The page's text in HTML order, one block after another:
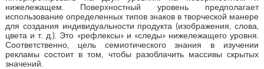
нижележащем. Поверхностный уровень предполагает
использование определенных типов знаков в творческой манере
для создания индивидуальности продукта (изображения, слова,
цвета и т. д.). Это «рефлексы» и «следы» нижележащего уровня.
Соответственно, цель семиотического знания в изучении
рекламы состоит в том, чтобы разоблачить массивы скрытых
значений.